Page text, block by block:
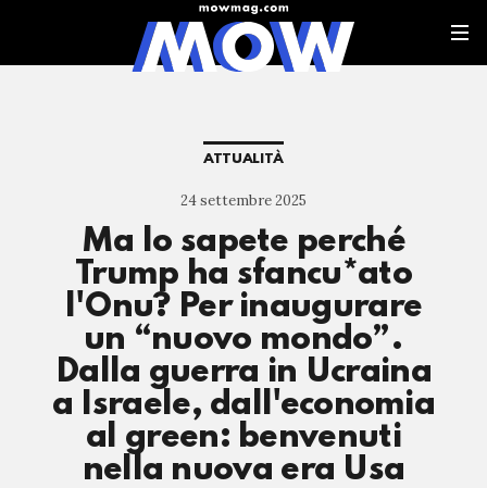
ATTUALITÀ
24 settembre 2025
Ma lo sapete perché
Trump ha sfancu*ato
l'Onu? Per inaugurare
un “nuovo mondo”.
Dalla guerra in Ucraina
a Israele, dall'economia
al green: benvenuti
nella nuova era Usa